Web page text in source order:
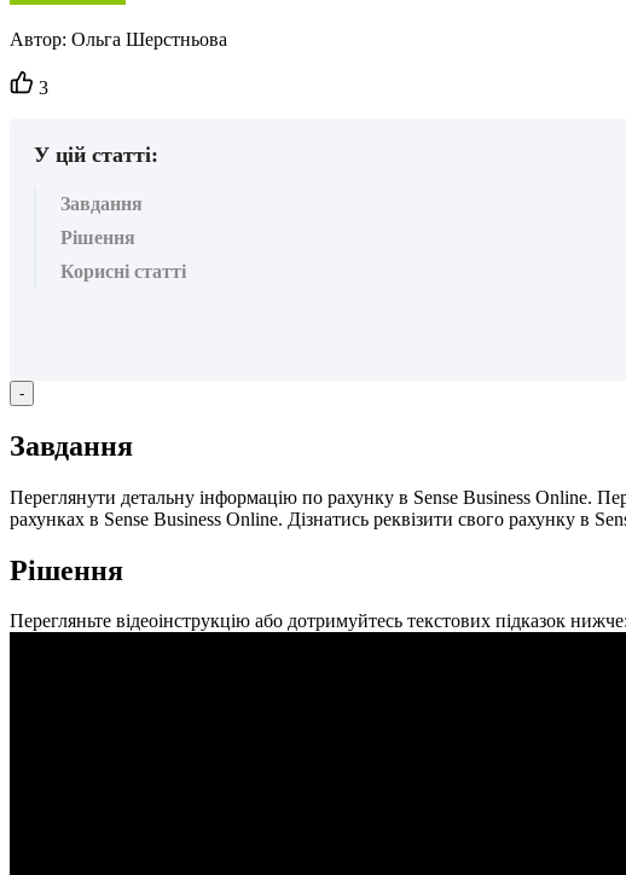
Автор: Ольга Шерстньова
Кількість
вподобайок:
3
У цій статті:
Завдання
Рішення
Корисні статті
-
Завдання
Переглянути детальну інформацію по рахунку в Sense Business Online. Пе
рахунках в Sense Business Online. Дізнатись реквізити свого рахунку в
Рішення
Перегляньте відеоінструкцію або дотримуйтесь текстових підказок нижче: